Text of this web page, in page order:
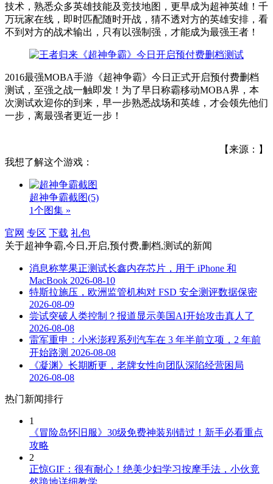
技术，熟悉众多英雄技能及竞技地图，更早成为超神英雄！千
万玩家在线，即时匹配随时开战，猜不透对方的英雄安排，看
不到对方的战术输出，只有以强制强，才能成为最强王者！
2016最强MOBA手游《超神争霸》今日正式开启预付费删档
测试，至强之战一触即发！为了早日称霸移动MOBA界，本
次测试欢迎你的到来，早一步熟悉战场和英雄，才会领先他们
一步，离最强者更近一步！
【来源：】
我想了解这个游戏：
超神争霸截图(5)
1个图集 »
官网 专区 下载 礼包
关于超神争霸,今日,开启,预付费,删档,测试的新闻
消息称苹果正测试长鑫内存芯片，用于 iPhone 和
MacBook 2026-08-10
特斯拉施压，欧洲监管机构对 FSD 安全测评数据保密
2026-08-09
尝试突破人类控制？报道显示美国AI开始攻击真人了
2026-08-08
雷军重申：小米澎程系列汽车在 3 年半前立项，2 年前
开始路测 2026-08-08
《凝渊》长期断更，老牌女性向团队深陷经营困局
2026-08-08
热门新闻排行
1
《冒险岛怀旧服》30级免费神装别错过！新手必看重点
攻略
2
正惊GIF：很有耐心！绝美少妇学习按摩手法，小伙竟
然跪地详细教学